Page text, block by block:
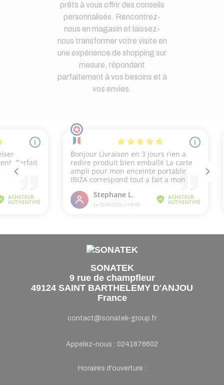
prêts à vous offrir des conseils
personnalisés. Rencontrez-
nous en magasin et laissez-
nous transformer votre visite en
une expérience de shopping sur
mesure, répondant
parfaitement à vos besoins et à
vos envies.
SONATEK
9 rue de champfleur
49124 SAINT BARTHELEMY D'ANJOU
France
contact@sonatek-group.fr
Appelez-nous : 0241876602
Horaires d'ouverture :